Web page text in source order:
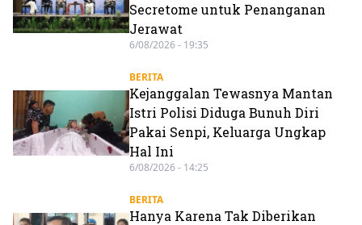
Secretome untuk Penanganan
Jerawat
6/08/2026 - 19:35
BERITA
Kejanggalan Tewasnya Mantan
Istri Polisi Diduga Bunuh Diri
Pakai Senpi, Keluarga Ungkap
Hal Ini
6/08/2026 - 14:25
BERITA
Hanya Karena Tak Diberikan